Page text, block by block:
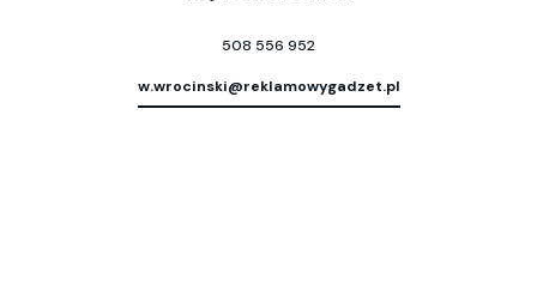
508 556 952
w.wrocinski@reklamowygadzet.pl